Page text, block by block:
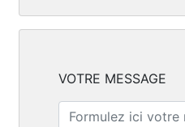
VOTRE MESSAGE